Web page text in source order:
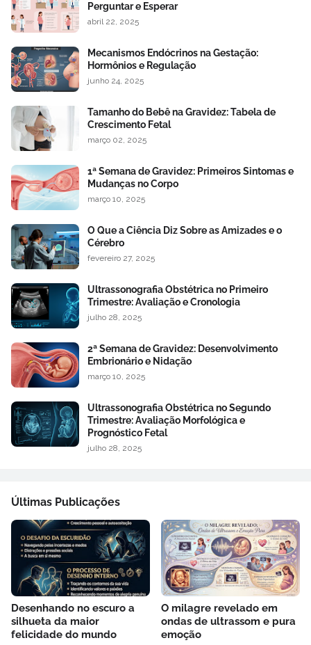
Perguntar e Esperar
abril 22, 2025
Mecanismos Endócrinos na Gestação:
Hormônios e Regulação
junho 24, 2025
Tamanho do Bebê na Gravidez: Tabela de
Crescimento Fetal
março 02, 2025
1ª Semana de Gravidez: Primeiros Sintomas e
Mudanças no Corpo
março 10, 2025
O Que a Ciência Diz Sobre as Amizades e o
Cérebro
fevereiro 27, 2025
Ultrassonografia Obstétrica no Primeiro
Trimestre: Avaliação e Cronologia
julho 28, 2025
2ª Semana de Gravidez: Desenvolvimento
Embrionário e Nidação
março 10, 2025
Ultrassonografia Obstétrica no Segundo
Trimestre: Avaliação Morfológica e
Prognóstico Fetal
julho 28, 2025
Últimas Publicações
Desenhando no escuro a
silhueta da maior
felicidade do mundo
O milagre revelado em
ondas de ultrassom e pura
emoção